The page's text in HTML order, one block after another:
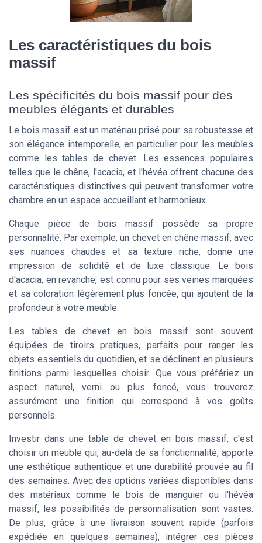
Les caractéristiques du bois
massif
Les spécificités du bois massif pour des
meubles élégants et durables
Le bois massif est un matériau prisé pour sa robustesse et
son élégance intemporelle, en particulier pour les meubles
comme les tables de chevet. Les essences populaires
telles que le chêne, l'acacia, et l'hévéa offrent chacune des
caractéristiques distinctives qui peuvent transformer votre
chambre en un espace accueillant et harmonieux.
Chaque pièce de bois massif possède sa propre
personnalité. Par exemple, un chevet en chêne massif, avec
ses nuances chaudes et sa texture riche, donne une
impression de solidité et de luxe classique. Le bois
d'acacia, en revanche, est connu pour ses veines marquées
et sa coloration légèrement plus foncée, qui ajoutent de la
profondeur à votre meuble.
Les tables de chevet en bois massif sont souvent
équipées de tiroirs pratiques, parfaits pour ranger les
objets essentiels du quotidien, et se déclinent en plusieurs
finitions parmi lesquelles choisir. Que vous préfériez un
aspect naturel, verni ou plus foncé, vous trouverez
assurément une finition qui correspond à vos goûts
personnels.
Investir dans une table de chevet en bois massif, c'est
choisir un meuble qui, au-delà de sa fonctionnalité, apporte
une esthétique authentique et une durabilité prouvée au fil
des semaines. Avec des options variées disponibles dans
des matériaux comme le bois de manguier ou l'hévéa
massif, les possibilités de personnalisation sont vastes.
De plus, grâce à une livraison souvent rapide (parfois
expédiée en quelques semaines), intégrer ces pièces